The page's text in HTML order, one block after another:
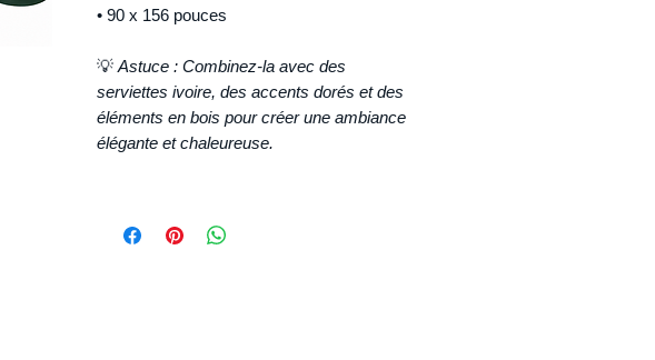
• 90 x 156 pouces
💡 Astuce : Combinez-la avec des
serviettes ivoire, des accents dorés et des
éléments en bois pour créer une ambiance
élégante et chaleureuse.